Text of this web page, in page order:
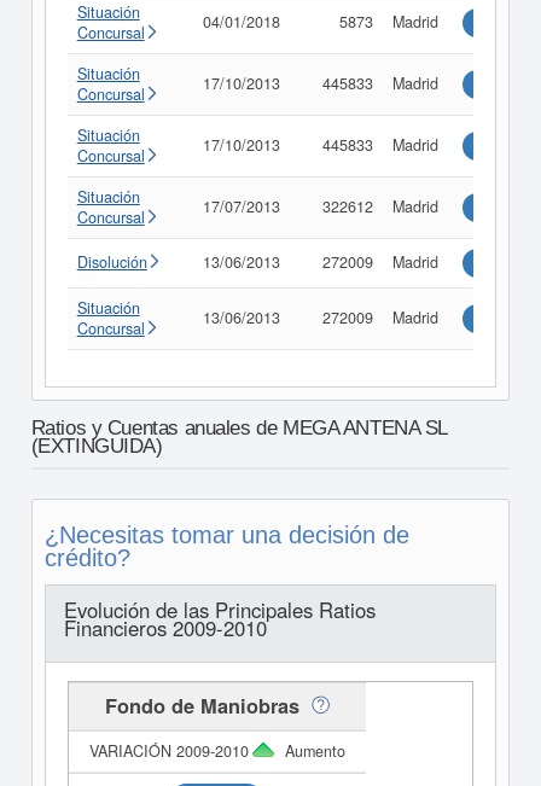
Situación
Concursal
04/01/2018 5873 Madrid
Situación
Concursal
17/10/2013 445833 Madrid
Situación
Concursal
17/10/2013 445833 Madrid
Situación
Concursal
17/07/2013 322612 Madrid
Disolución 13/06/2013 272009 Madrid
Situación
Concursal
13/06/2013 272009 Madrid
Ratios y Cuentas anuales de MEGA ANTENA SL
(EXTINGUIDA)
¿Necesitas tomar una decisión de
crédito?
Evolución de las Principales Ratios
Financieros 2009-2010
Fondo de Maniobras
Aumento